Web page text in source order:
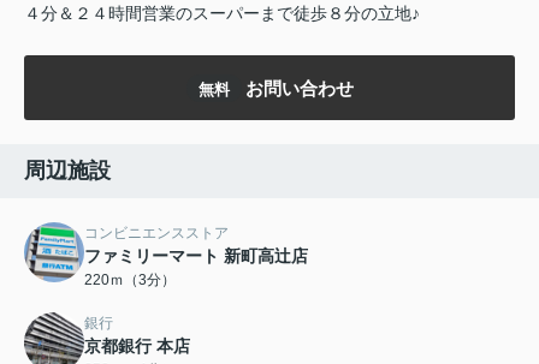
４分＆２４時間営業のスーパーまで徒歩８分の立地♪
無料 お問い合わせ
周辺施設
コンビニエンスストア
ファミリーマート 新町高辻店
220ｍ（3分）
銀行
京都銀行 本店